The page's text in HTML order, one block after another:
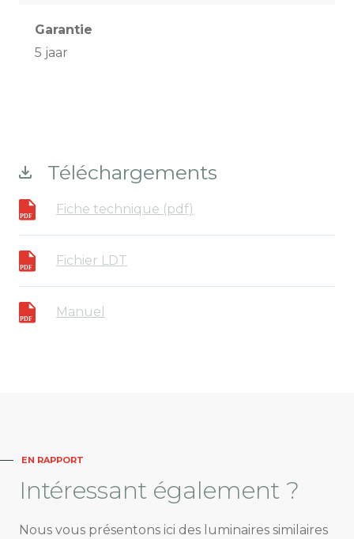
Garantie
5 jaar
Téléchargements
Fiche technique (pdf)
Fichier LDT
Manuel
EN RAPPORT
Intéressant également ?
Nous vous présentons ici des luminaires similaires